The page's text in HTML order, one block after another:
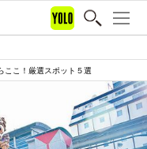
ここ！厳選スポット５選